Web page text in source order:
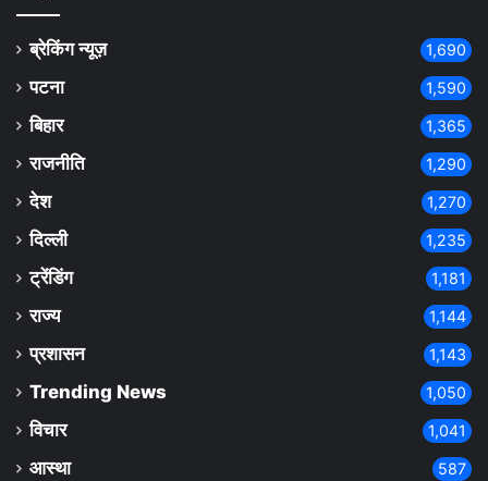
ब्रेकिंग न्यूज़ 1,690
पटना 1,590
बिहार 1,365
राजनीति 1,290
देश 1,270
दिल्ली 1,235
ट्रेंडिंग 1,181
राज्य 1,144
प्रशासन 1,143
Trending News 1,050
विचार 1,041
आस्था 587